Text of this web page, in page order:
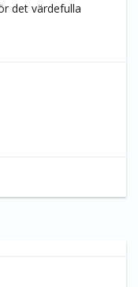
det värdefulla